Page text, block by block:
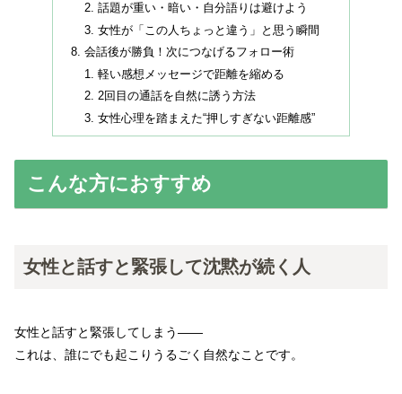
話題が重い・暗い・自分語りは避けよう
女性が「この人ちょっと違う」と思う瞬間
会話後が勝負！次につなげるフォロー術
軽い感想メッセージで距離を縮める
2回目の通話を自然に誘う方法
女性心理を踏まえた“押しすぎない距離感”
こんな方におすすめ
女性と話すと緊張して沈黙が続く人
女性と話すと緊張してしまう――
これは、誰にでも起こりうるごく自然なことです。